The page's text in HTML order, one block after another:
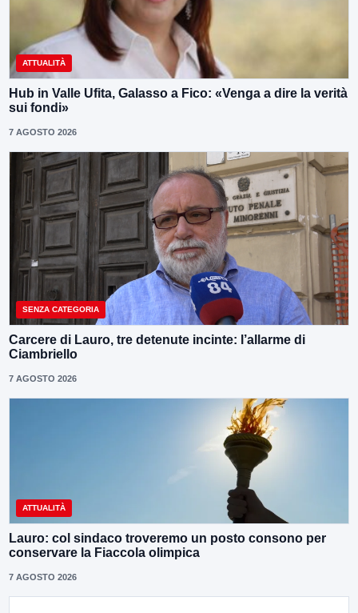
ATTUALITÀ
Hub in Valle Ufita, Galasso a Fico: «Venga a dire la verità
sui fondi»
7 AGOSTO 2026
SENZA CATEGORIA
Carcere di Lauro, tre detenute incinte: l’allarme di
Ciambriello
7 AGOSTO 2026
ATTUALITÀ
Lauro: col sindaco troveremo un posto consono per
conservare la Fiaccola olimpica
7 AGOSTO 2026